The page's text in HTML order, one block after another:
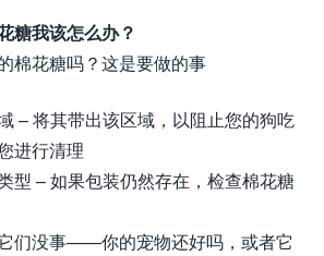
糖我该怎么办？
棉花糖吗？这是要做的事
– 将其带出该区域，以阻止您的狗吃
进行清理
型 – 如果包装仍然存在，检查棉花糖
们没事——你的宠物还好吗，或者它